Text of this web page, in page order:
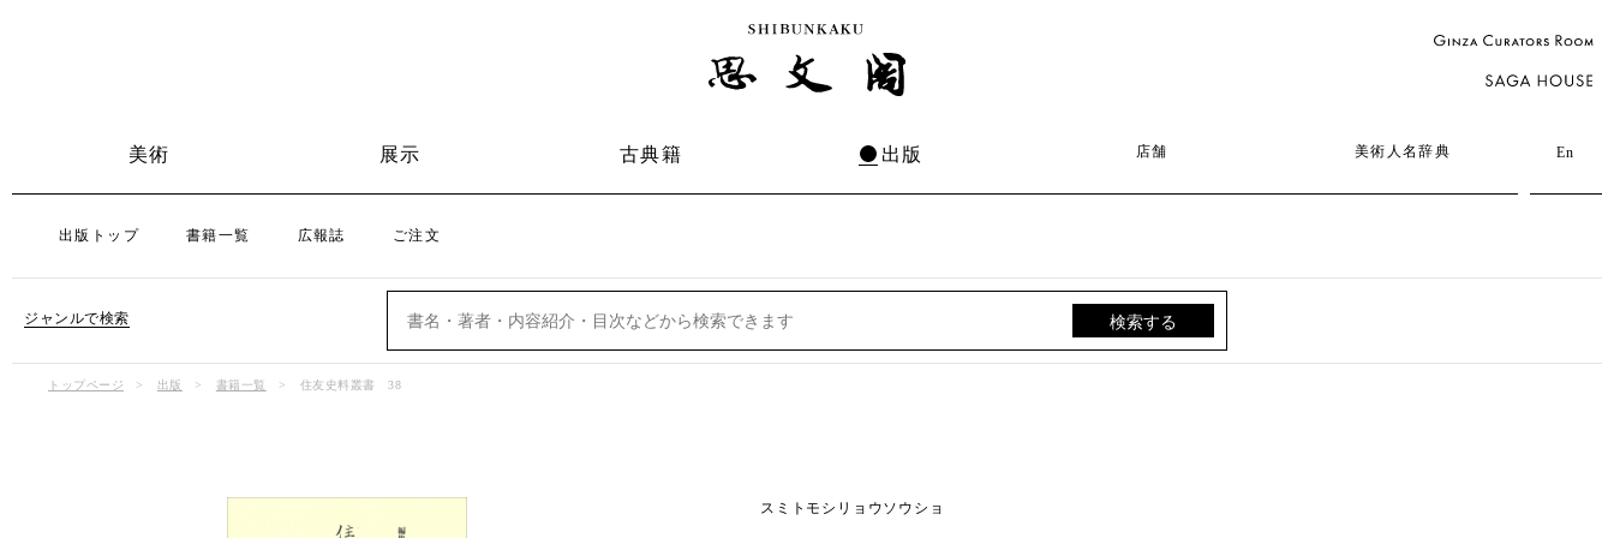
美術 展示 古典籍 出版 店舗 美術人名辞典 En
出版トップ 書籍一覧 広報誌 ご注文
ジャンルで検索
トップページ 出版 書籍一覧 住友史料叢書 38
スミトモシリョウソウショ